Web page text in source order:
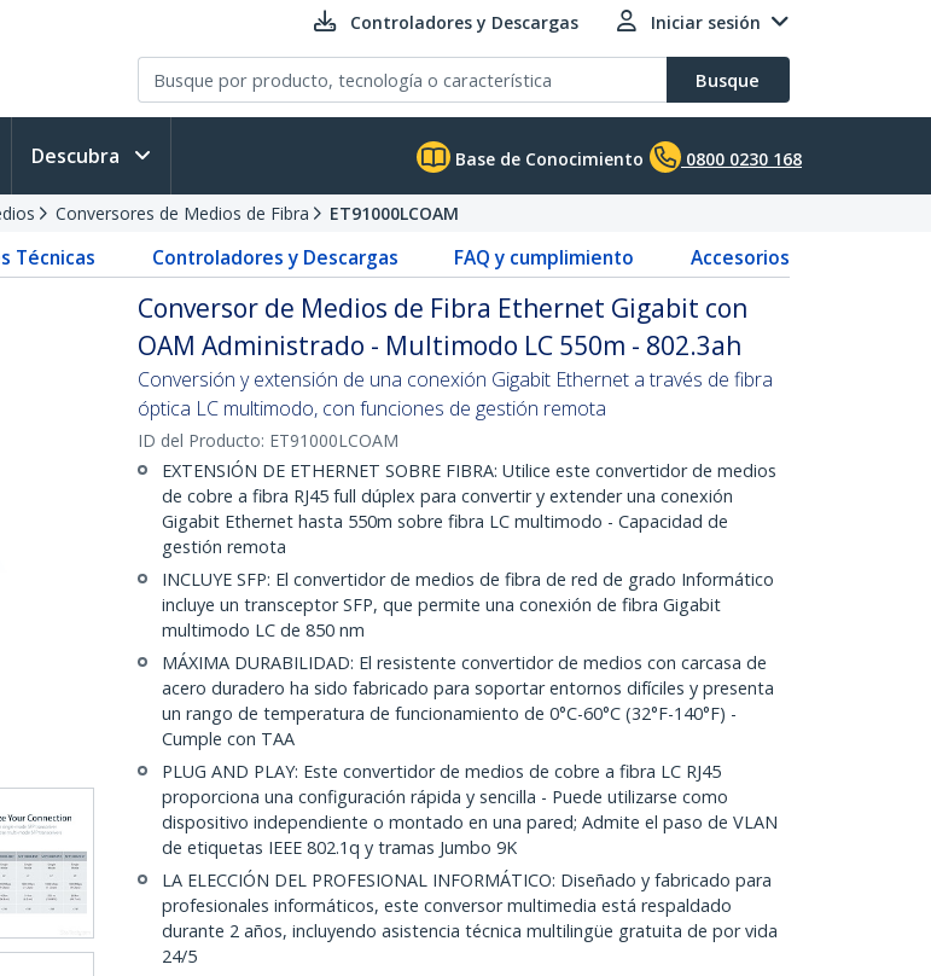
Controladores y Descargas Iniciar sesión
Busque
Descubra Base de Conocimiento 0800 0230 168
Conversores de Medios de Fibra ET91000LCOAM
Técnicas Controladores y Descargas FAQ y cumplimiento Accesorios
Conversor de Medios de Fibra Ethernet Gigabit con
OAM Administrado - Multimodo LC 550m - 802.3ah
Conversión y extensión de una conexión Gigabit Ethernet a través de fibra
óptica LC multimodo, con funciones de gestión remota
ID del Producto: ET91000LCOAM
EXTENSIÓN DE ETHERNET SOBRE FIBRA: Utilice este convertidor de medios
de cobre a fibra RJ45 full dúplex para convertir y extender una conexión
Gigabit Ethernet hasta 550m sobre fibra LC multimodo - Capacidad de
gestión remota
INCLUYE SFP: El convertidor de medios de fibra de red de grado Informático
incluye un transceptor SFP, que permite una conexión de fibra Gigabit
multimodo LC de 850 nm
MÁXIMA DURABILIDAD: El resistente convertidor de medios con carcasa de
acero duradero ha sido fabricado para soportar entornos difíciles y presenta
un rango de temperatura de funcionamiento de 0°C-60°C (32°F-140°F) -
Cumple con TAA
PLUG AND PLAY: Este convertidor de medios de cobre a fibra LC RJ45
proporciona una configuración rápida y sencilla - Puede utilizarse como
dispositivo independiente o montado en una pared; Admite el paso de VLAN
de etiquetas IEEE 802.1q y tramas Jumbo 9K
LA ELECCIÓN DEL PROFESIONAL INFORMÁTICO: Diseñado y fabricado para
profesionales informáticos, este conversor multimedia está respaldado
durante 2 años, incluyendo asistencia técnica multilingüe gratuita de por vida
24/5